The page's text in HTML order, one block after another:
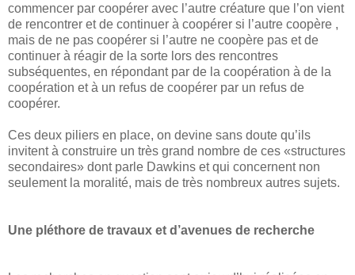
commencer par coopérer avec l’autre créature que l’on vient
de rencontrer et de continuer à coopérer si l’autre coopère ,
mais de ne pas coopérer si l’autre ne coopère pas et de
continuer à réagir de la sorte lors des rencontres
subséquentes, en répondant par de la coopération à de la
coopération et à un refus de coopérer par un refus de
coopérer.
Ces deux piliers en place, on devine sans doute qu’ils
invitent à construire un très grand nombre de ces «structures
secondaires» dont parle Dawkins et qui concernent non
seulement la moralité, mais de très nombreux autres sujets.
Une pléthore de travaux et d’avenues de recherche